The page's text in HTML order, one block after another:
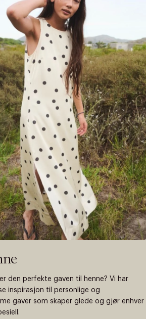
den perfekte gaven til henne? Vi har
inspirasjon til personlige og
gaver som skaper glede og gjør enhver